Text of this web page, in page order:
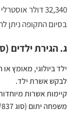
32,340 דולר
בסיום התקופה ניתן
ג. הגירת ילדים (סוג 101, 102
ילד ביולוגי, מאומץ
לבקש אשרת ילד.
משפחה יתום (סוג 117/837).